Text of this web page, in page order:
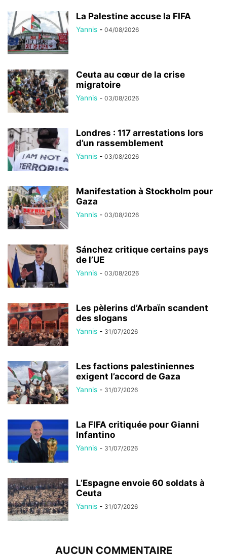
La Palestine accuse la FIFA
Yannis - 04/08/2026
Ceuta au cœur de la crise
migratoire
Yannis - 03/08/2026
Londres : 117 arrestations lors
d’un rassemblement
Yannis - 03/08/2026
Manifestation à Stockholm pour
Gaza
Yannis - 03/08/2026
Sánchez critique certains pays
de l’UE
Yannis - 03/08/2026
Les pèlerins d’Arbaïn scandent
des slogans
Yannis - 31/07/2026
Les factions palestiniennes
exigent l’accord de Gaza
Yannis - 31/07/2026
La FIFA critiquée pour Gianni
Infantino
Yannis - 31/07/2026
L’Espagne envoie 60 soldats à
Ceuta
Yannis - 31/07/2026
AUCUN COMMENTAIRE